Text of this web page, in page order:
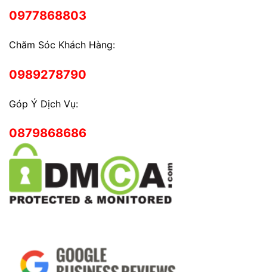
0977868803
Chăm Sóc Khách Hàng:
0989278790
Góp Ý Dịch Vụ:
0879868686